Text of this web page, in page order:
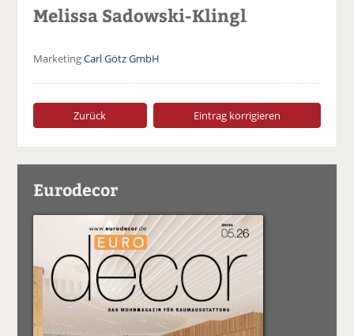
Melissa Sadowski-Klingl
MarketingCarl Götz GmbH
Zurück Eintrag korrigieren
Eurodecor